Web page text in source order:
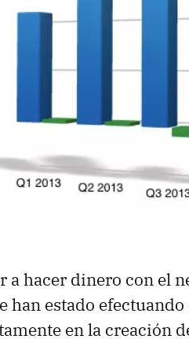
a hacer dinero con el
han estado
en la creación